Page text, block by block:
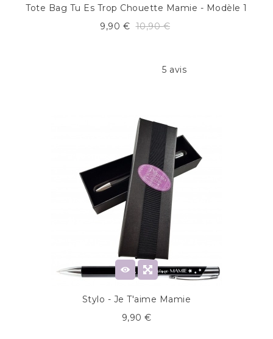
Tote Bag Tu Es Trop Chouette Mamie - Modèle 1
9,90 € 10,90 €
5 avis
Stylo - Je T'aime Mamie
9,90 €